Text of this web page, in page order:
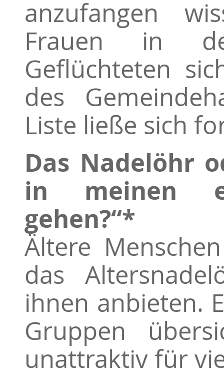
anzufangen
Frauen in
Geflüchteten
des
Liste ließe sich
Das Nadelöhr
in meinen
gehen?“*
Ältere
das
ihnen anbieten.
Gruppen
unattraktiv für